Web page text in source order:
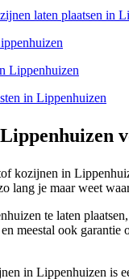
laten plaatsen in
Lippenhuizen
in Lippenhuizen
kozijnen in
lang je maar weet
te laten
meestal ook
in Lippenhuizen is